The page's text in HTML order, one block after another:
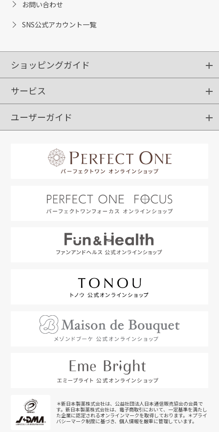
お問い合わせ
SNS公式アカウント一覧
ショッピングガイド
ショッピングガイド
ご注文方法
送料・配送
クーポンご利用方法
サービス
定期購入
ポイントサービス
お知らせメール
ユーザーガイド
＊新日本製薬株式会社は、公益社団法人日本通信販売協会の会員で
す。新日本製薬株式会社は、電子商取引において、一定基準を満たし
た企業に認定されるオンラインマークを取得しております。＊プライ
バシーマーク制度に基づき、個人情報を厳重に管理しています。